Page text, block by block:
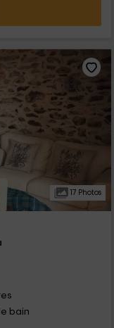
17 Photos
bain